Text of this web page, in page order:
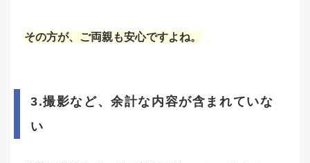
その方が、ご両親も安心ですよね。
3.撮影など、余計な内容が含まれていな
い